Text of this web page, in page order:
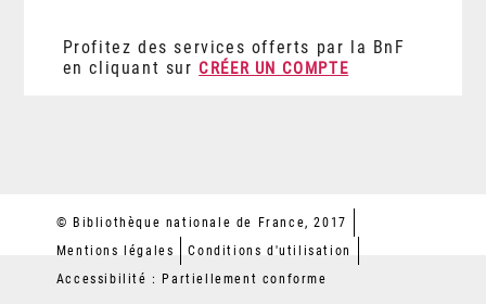
Profitez des services offerts par la BnF
en cliquant sur CRÉER UN COMPTE
© Bibliothèque nationale de France, 2017
Mentions légales
Conditions d'utilisation
Accessibilité : Partiellement conforme